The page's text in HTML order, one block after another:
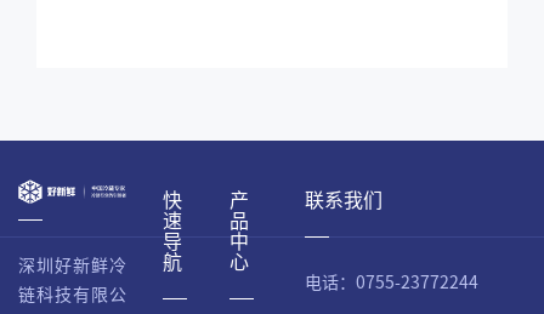
深圳好新鲜冷
链科技有限公
快
速
导
航
产
品
中
心
联系我们
电话：0755-23772244